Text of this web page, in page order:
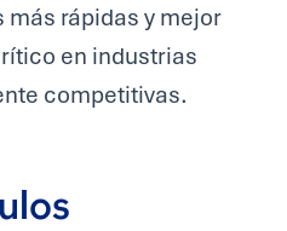
rápidas y mejor
en industrias
competitivas.